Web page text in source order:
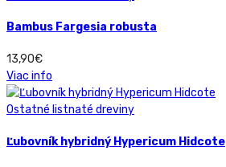
Bambus Fargesia robusta
13,90€
Viac info
Ostatné listnaté dreviny
Ľubovník hybridný Hypericum Hidcote